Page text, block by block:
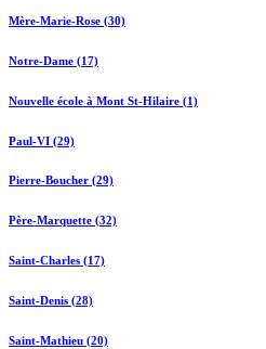
Mère-Marie-Rose (30)
Notre-Dame (17)
Nouvelle école à Mont St-Hilaire (1)
Paul-VI (29)
Pierre-Boucher (29)
Père-Marquette (32)
Saint-Charles (17)
Saint-Denis (28)
Saint-Mathieu (20)